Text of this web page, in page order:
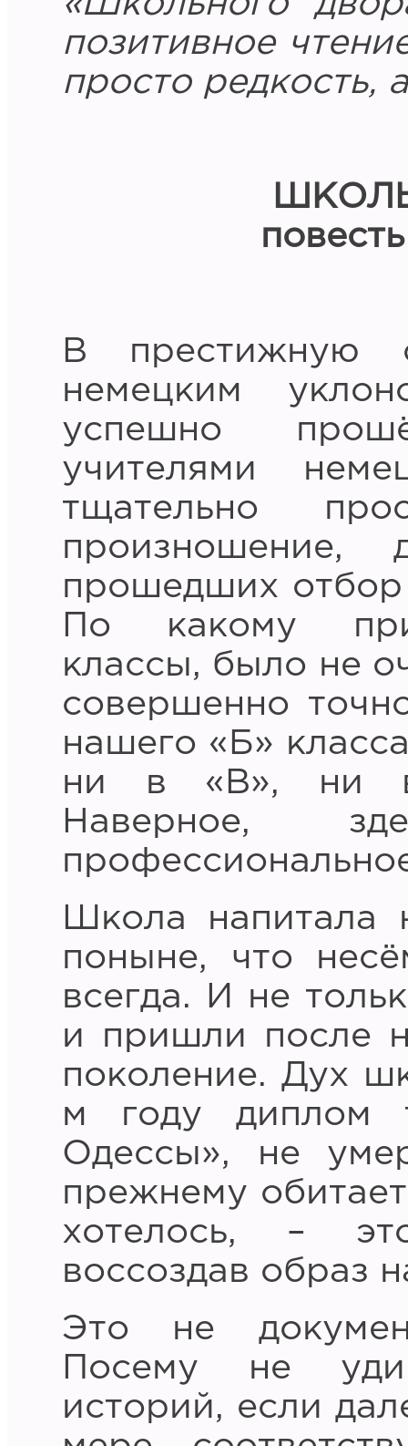
позитивное
просто редкость,
В престижную
немецким
успешно
учителями
тщательно
произношение,
прошедших отбор
По какому
классы, было не
совершенно
нашего «Б»
ни в «В», ни в
Наверное,
Школа
поныне, что
всегда. И не
и пришли после
поколение. Дух
м году диплом
Одессы», не
прежнему
хотелось, –
воссоздав образ
Это не
Посему не
историй, если